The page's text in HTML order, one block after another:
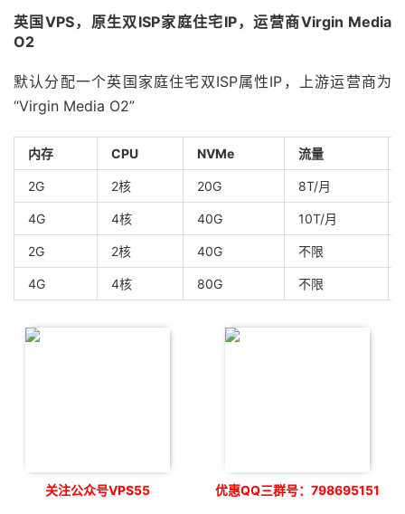
英国VPS，原生双ISP家庭住宅IP，运营商Virgin Media
O2
默认分配一个英国家庭住宅双ISP属性IP，上游运营商为
“Virgin Media O2”
内存 CPU NVMe 流量
2G 2核 20G 8T/月
4G 4核 40G 10T/月
2G 2核 40G 不限
4G 4核 80G 不限
关注公众号VPS55 优惠QQ三群号：798695151